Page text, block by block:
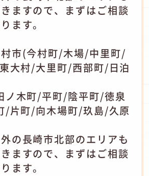
ますので、まずはご相談
ます。
村市(今村町/木場/中里町/
大村/大里町/西部町/日泊
ノ木町/平町/陰平町/徳泉
/片町/向木場町/玖島/久原
の長崎市北部のエリアも
ますので、まずはご相談
ます。